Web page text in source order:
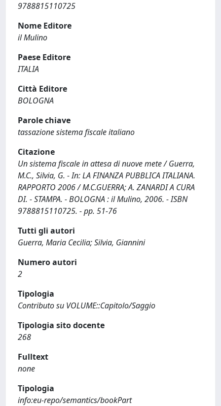
9788815110725
Nome Editore
il Mulino
Paese Editore
ITALIA
Città Editore
BOLOGNA
Parole chiave
tassazione sistema fiscale italiano
Citazione
Un sistema fiscale in attesa di nuove mete / Guerra,
M.C., Silvia, G. - In: LA FINANZA PUBBLICA ITALIANA.
RAPPORTO 2006 / M.C.GUERRA; A. ZANARDI A CURA
DI. - STAMPA. - BOLOGNA : il Mulino, 2006. - ISBN
9788815110725. - pp. 51-76
Tutti gli autori
Guerra, Maria Cecilia; Silvia, Giannini
Numero autori
2
Tipologia
Contributo su VOLUME::Capitolo/Saggio
Tipologia sito docente
268
Fulltext
none
Tipologia
info:eu-repo/semantics/bookPart